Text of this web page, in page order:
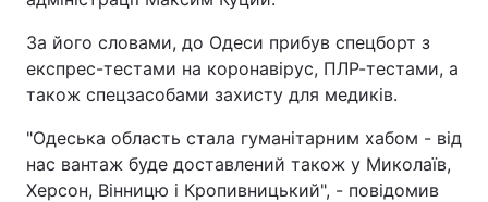
За його словами, до Одеси прибув спецборт з
експрес-тестами на коронавірус, ПЛР-тестами, а
також спецзасобами захисту для медиків.
"Одеська область стала гуманітарним хабом - від
нас вантаж буде доставлений також у Миколаїв,
Херсон, Вінницю і Кропивницький", - повідомив